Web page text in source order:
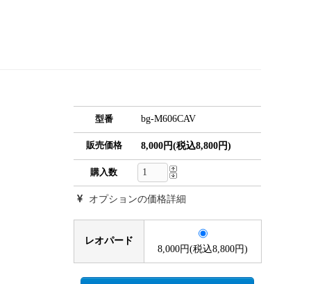
型番 bg-M606CAV
販売価格 8,000円(税込8,800円)
購入数
オプションの価格詳細
レオパード
8,000円(税込8,800円)